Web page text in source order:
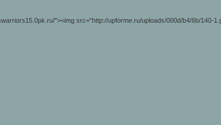
"><img src="http://upforme.ru/uploads/000d/b4/6b/140-